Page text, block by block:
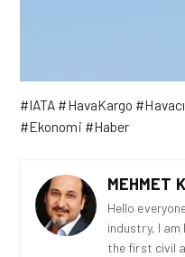
#IATA #HavaKargo
#Ekonomi #Haber
MEHMET
Hello
industry, I
the first civil